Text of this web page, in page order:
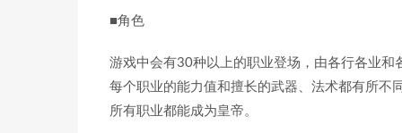
■角色
游戏中会有30种以上的职业登场，由各行各业和
每个职业的能力值和擅长的武器、法术都有所不同
所有职业都能成为皇帝。